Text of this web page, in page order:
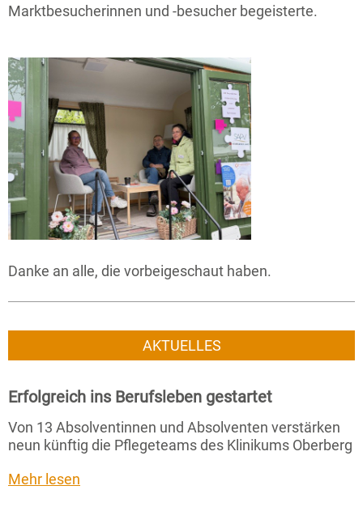
Marktbesucherinnen und -besucher begeisterte.
Danke an alle, die vorbeigeschaut haben.
AKTUELLES
Erfolgreich ins Berufsleben gestartet
Von 13 Absolventinnen und Absolventen verstärken
neun künftig die Pflegeteams des Klinikums Oberberg
Mehr lesen